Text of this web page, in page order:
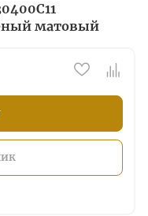
матовый